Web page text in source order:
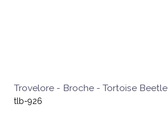
Trovelore - Broche - Tortoise Beetle
tlb-926